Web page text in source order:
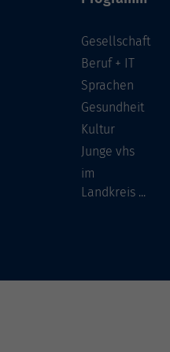
Gesellschaft
Beruf + IT
Sprachen
Gesundheit
Kultur
Junge vhs
im
Landkreis ...